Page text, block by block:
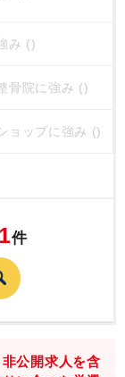
み ()
骨院に強み ()
ョップに強み ()
件
公開求人を含